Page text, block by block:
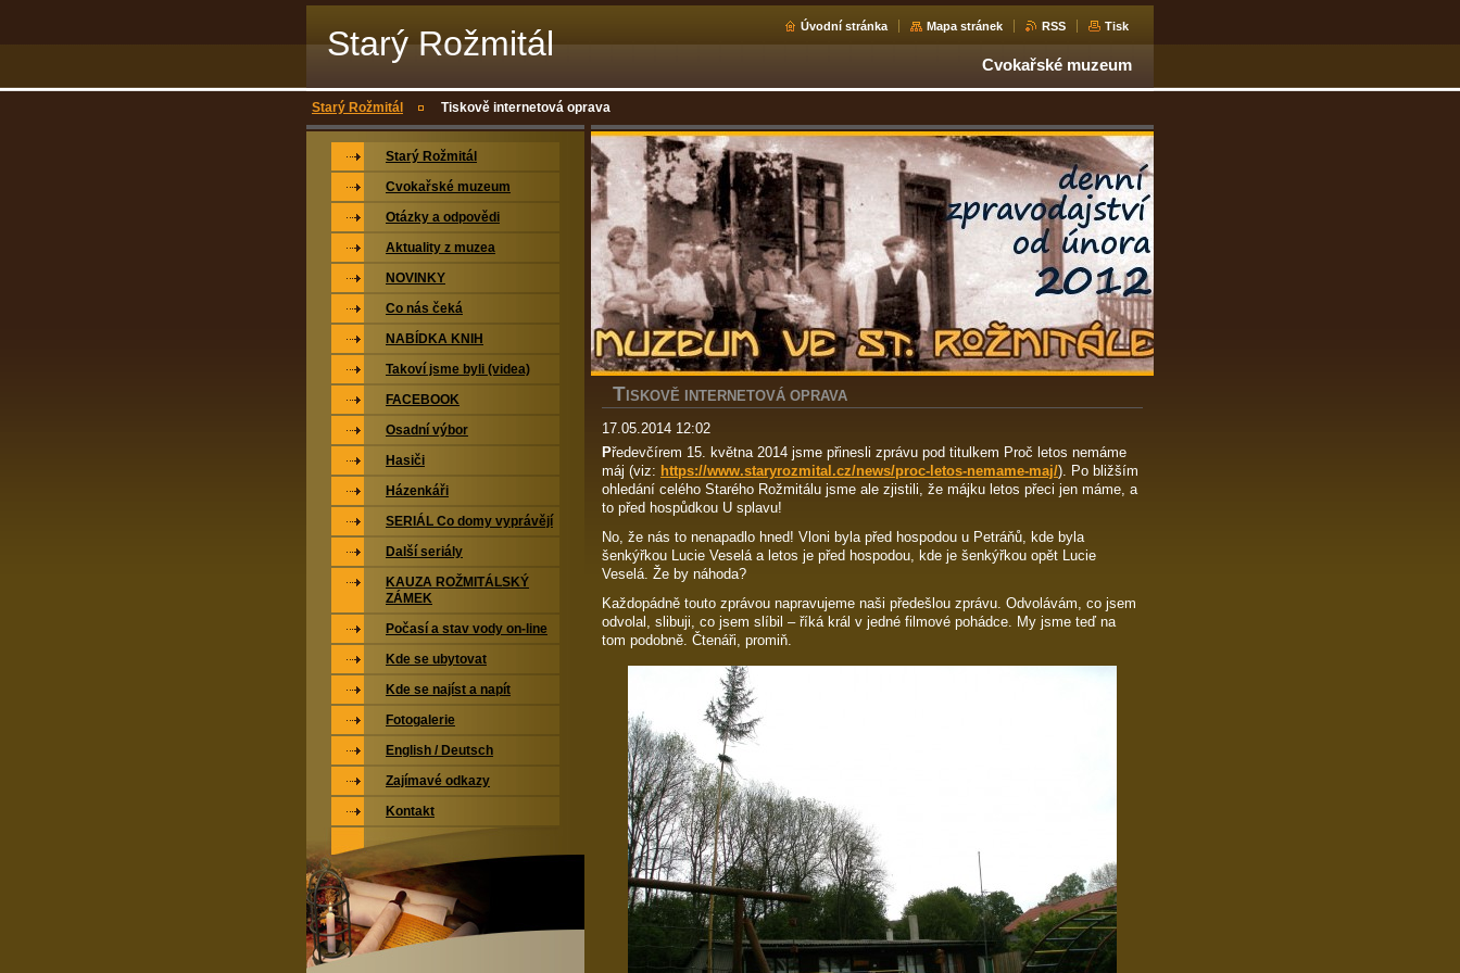
Starý Rožmitál Úvodní stránka Mapa stránek RSS Tisk
Cvokařské muzeum
Starý Rožmitál Tiskově internetová oprava
T ISKOVĚ INTERNETOVÁ OPRAVA
17.05.2014 12:02
Předevčírem 15. května 2014 jsme přinesli zprávu pod titulkem Proč letos nemáme
máj (viz: https://www.staryrozmital.cz/news/proc-letos-nemame-maj/). Po bližším
ohledání celého Starého Rožmitálu jsme ale zjistili, že májku letos přeci jen máme, a
to před hospůdkou U splavu!
No, že nás to nenapadlo hned! Vloni byla před hospodou u Petráňů, kde byla
šenkýřkou Lucie Veselá a letos je před hospodou, kde je šenkýřkou opět Lucie
Veselá. Že by náhoda?
Každopádně touto zprávou napravujeme naši předešlou zprávu. Odvolávám, co jsem
odvolal, slibuji, co jsem slíbil – říká král v jedné filmové pohádce. My jsme teď na
tom podobně. Čtenáři, promiň.
Starý Rožmitál
Cvokařské muzeum
Otázky a odpovědi
Aktuality z muzea
NOVINKY
Co nás čeká
NABÍDKA KNIH
Takoví jsme byli (videa)
FACEBOOK
Osadní výbor
Hasiči
Házenkáři
SERIÁL Co domy vyprávějí
Další seriály
KAUZA ROŽMITÁLSKÝ
ZÁMEK
Počasí a stav vody on-line
Kde se ubytovat
Kde se najíst a napít
Fotogalerie
English / Deutsch
Zajímavé odkazy
Kontakt